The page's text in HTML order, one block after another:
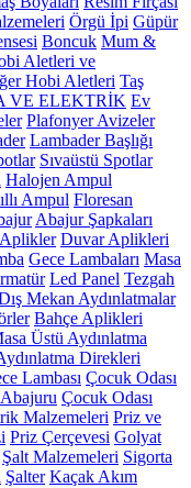
Örgü İpi Güpür
Boncuk Mum &
Aletleri ve
Hobi Aletleri Taş
VE ELEKTRİK Ev
Plafonyer Avizeler
Lambader Başlığı
Sıvaüstü Spotlar
Halojen Ampul
Ampul Floresan
Abajur Şapkaları
Aplikler Duvar Aplikleri
Gece Lambaları Masa
Led Panel Tezgah
Mekan Aydınlatmalar
Bahçe Aplikleri
Üstü Aydınlatma
Direkleri
Lambası Çocuk Odası
Çocuk Odası
Malzemeleri Priz ve
Priz Çerçevesi Golyat
Şalt Malzemeleri Sigorta
Şalter Kaçak Akım